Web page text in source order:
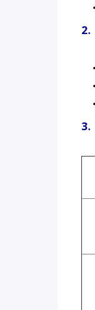
2.
3.